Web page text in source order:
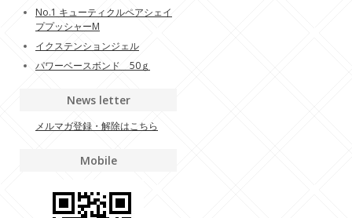
No.1 キューティクルペアシェイ
ププッシャーM
イクステンションジェル
パワーベースボンド 50ｇ
News letter
メルマガ登録・解除はこちら
Mobile